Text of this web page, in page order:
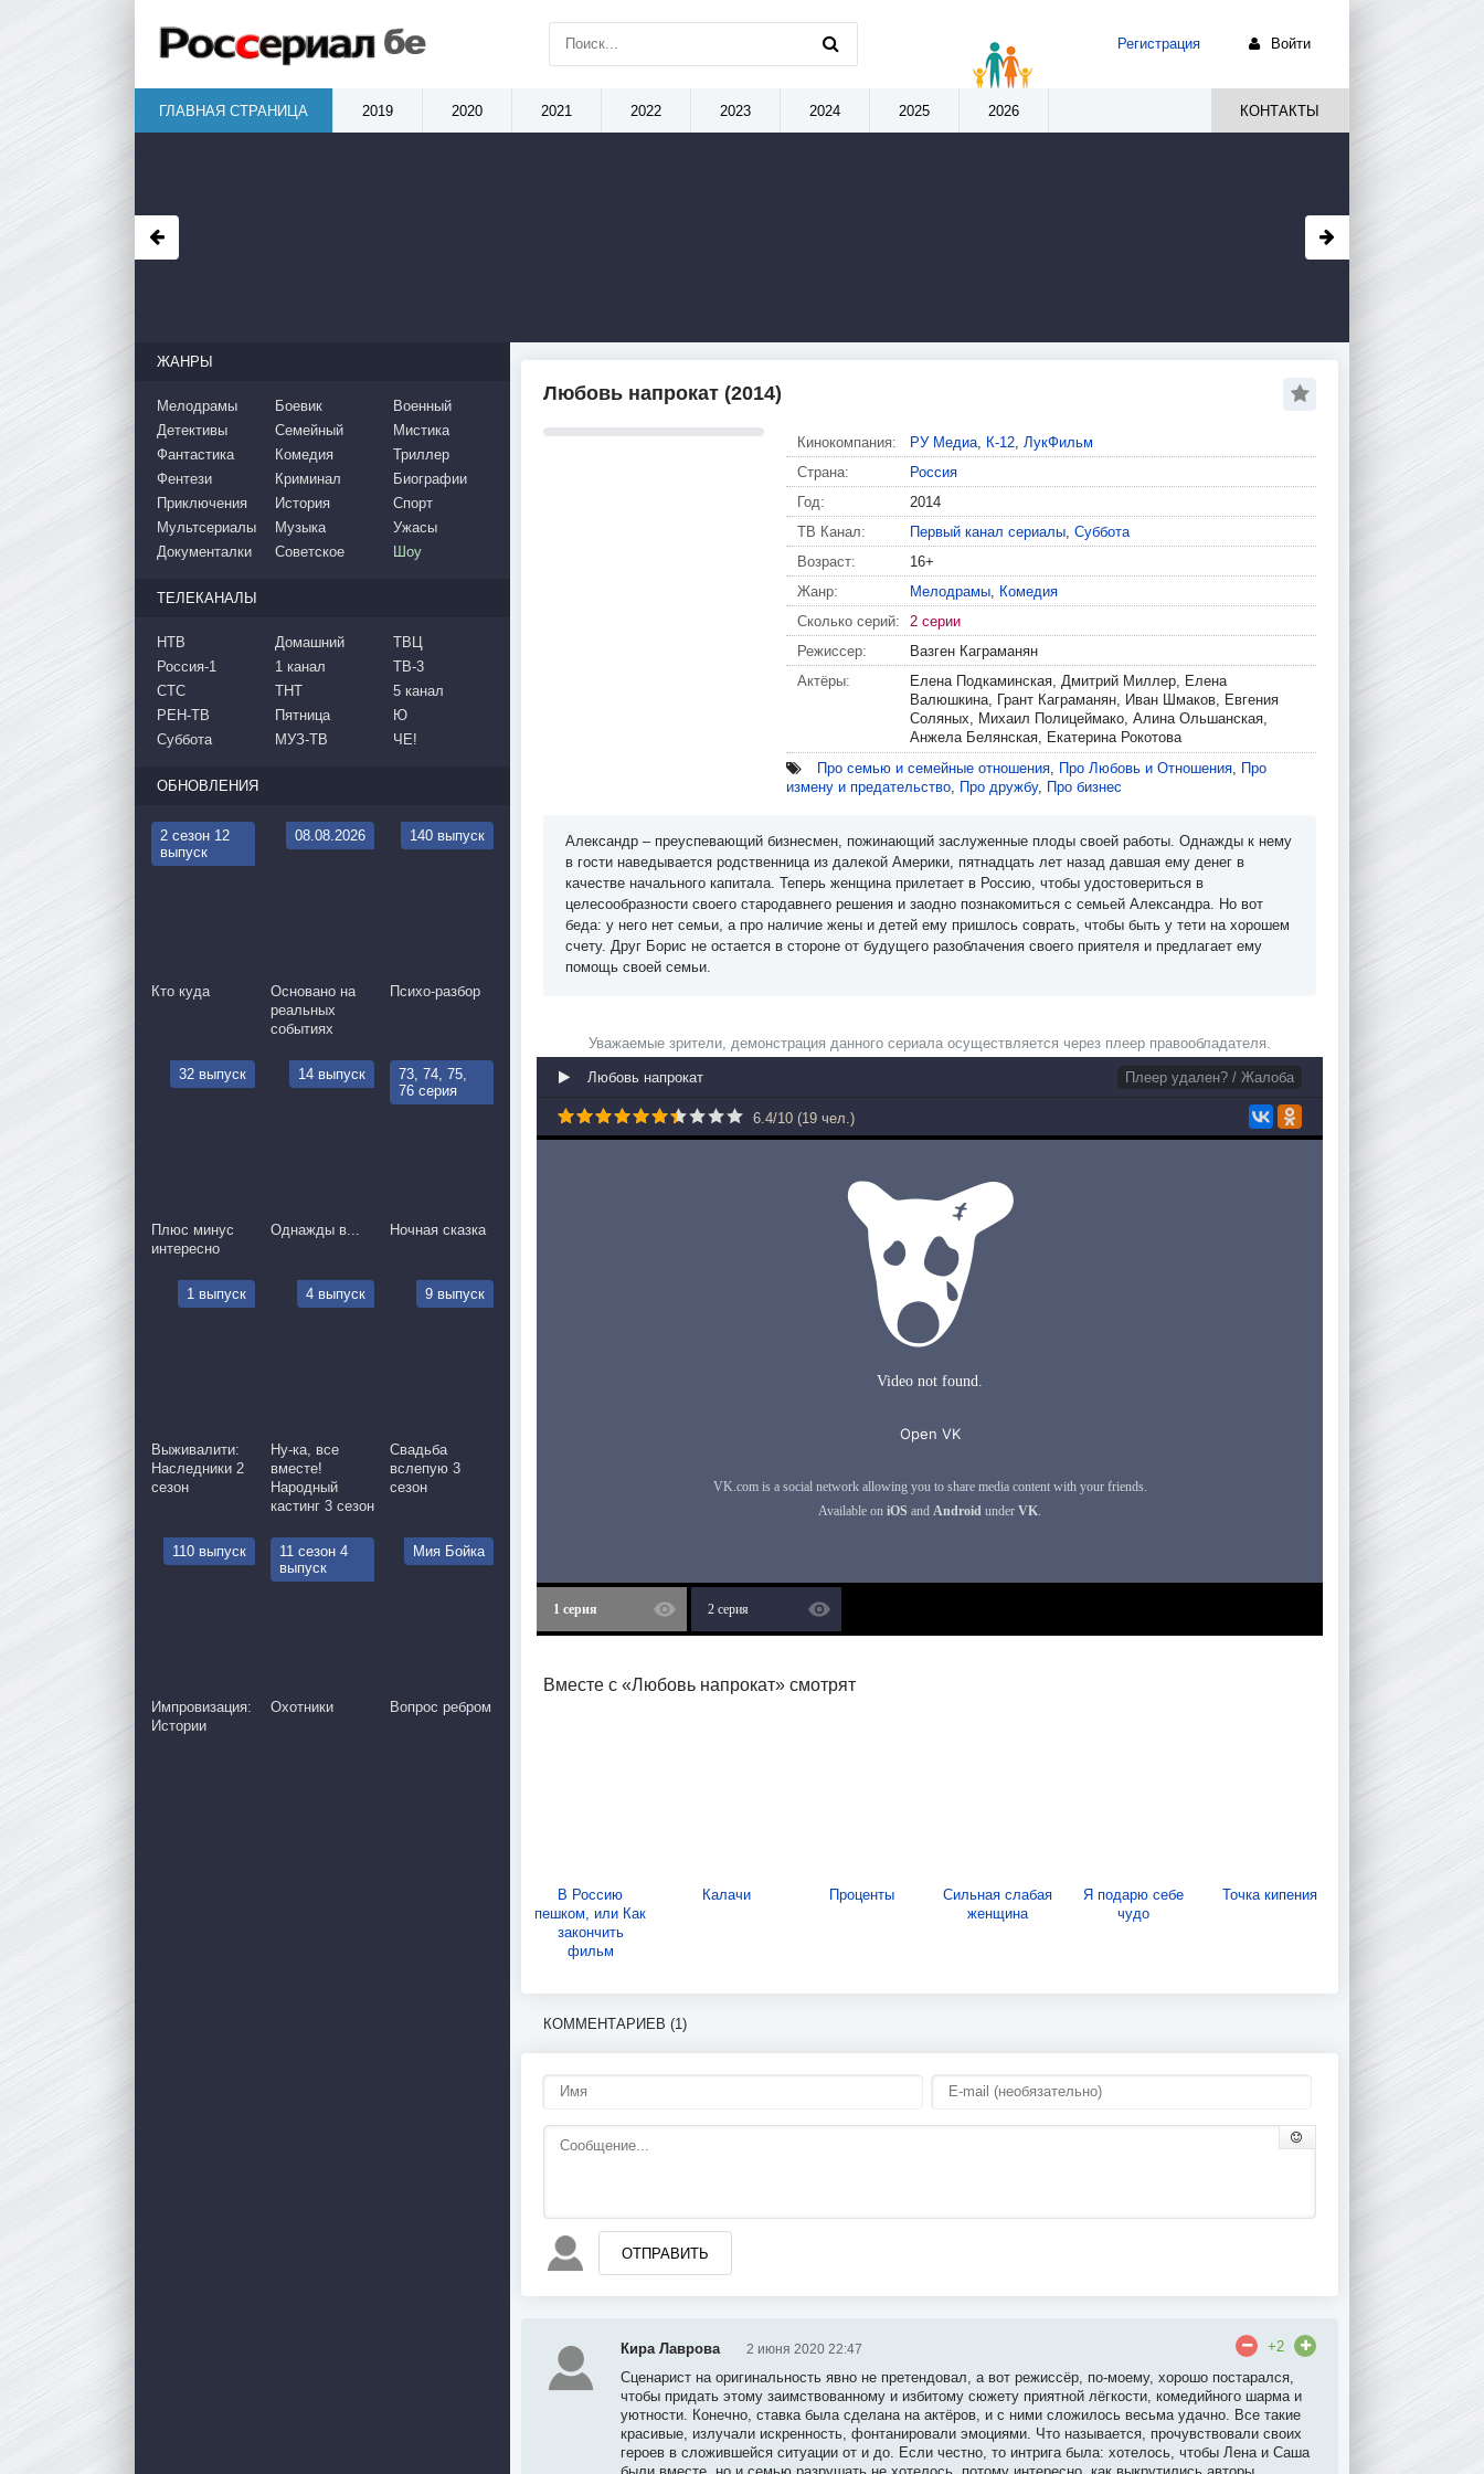
Любовь напрокат (2014)
Кинокомпания: РУ Медиа, К-12, ЛукФильм
Страна:
Россия
Год:
2014
ТВ Канал:
Первый канал сериалы, Суббота
Возраст:
16+
Жанр:
Мелодрамы, Комедия
Сколько серий:
2 серии
Режиссер:
Вазген Каграманян
Актёры:
Елена Подкаминская, Дмитрий Миллер, Елена
Валюшкина, Грант Каграманян, Иван Шмаков, Евгения
Соляных, Михаил Полицеймако, Алина Ольшанская,
Анжела Белянская, Екатерина Рокотова
Про семью и семейные отношения, Про Любовь и Отношения, Про
измену и предательство, Про дружбу, Про бизнес
Александр – преуспевающий бизнесмен, пожинающий заслуженные плоды своей работы. Однажды к нему
в гости наведывается родственница из далекой Америки, пятнадцать лет назад давшая ему денег в
качестве начального капитала. Теперь женщина прилетает в Россию, чтобы удостовериться в
целесообразности своего стародавнего решения и заодно познакомиться с семьей Александра. Но вот
беда: у него нет семьи, а про наличие жены и детей ему пришлось соврать, чтобы быть у тети на хорошем
счету. Друг Борис не остается в стороне от будущего разоблачения своего приятеля и предлагает ему
помощь своей семьи.
Уважаемые зрители, демонстрация данного сериала осуществляется через плеер правообладателя.
Любовь напрокат Плеер удален? / Жалоба
6.4/10 (19 чел.)
1 серия 2 серия
Вместе с «Любовь напрокат» смотрят
В Россию
пешком, или Как
закончить
фильм
Калачи Проценты
Сильная слабая
женщина
Я подарю себе
чудо
Точка кипения
КОММЕНТАРИЕВ (1)
ОТПРАВИТЬ
Кира Лаврова 2 июня 2020 22:47
+2
Сценарист на оригинальность явно не претендовал, а вот режиссёр, по-моему, хорошо постарался,
чтобы придать этому заимствованному и избитому сюжету приятной лёгкости, комедийного шарма и
уютности. Конечно, ставка была сделана на актёров, и с ними сложилось весьма удачно. Все такие
красивые, излучали искренность, фонтанировали эмоциями. Что называется, прочувствовали своих
героев в сложившейся ситуации от и до. Если честно, то интрига была: хотелось, чтобы Лена и Саша
ЖАНРЫ
Мелодрамы
Детективы
Фантастика
Боевик
Семейный
Комедия
Военный
Мистика
Триллер
Фентези
Приключения
Мультсериалы
Документалки
Криминал
История
Музыка
Советское
Биографии
Спорт
Ужасы
Шоу
ТЕЛЕКАНАЛЫ
НТВ
Россия-1
СТС
РЕН-ТВ
Суббота
Домашний
1 канал
ТНТ
Пятница
МУЗ-ТВ
ТВЦ
ТВ-3
5 канал
Ю
ЧЕ!
ОБНОВЛЕНИЯ
2 сезон 12
выпуск
Кто куда
08.08.2026
Основано на
реальных
событиях
140 выпуск
Психо-разбор
32 выпуск
Плюс минус
интересно
14 выпуск
Однажды в...
73, 74, 75,
76 серия
Ночная сказка
1 выпуск
Выживалити:
Наследники 2
сезон
4 выпуск
Ну-ка, все
вместе!
Народный
кастинг 3 сезон
9 выпуск
Свадьба
вслепую 3
сезон
110 выпуск
Импровизация:
Истории
11 сезон 4
выпуск
Охотники
Мия Бойка
Вопрос ребром
Регистрация Войти
ГЛАВНАЯ СТРАНИЦА 2019 2020 2021 2022 2023 2024 2025 2026 КОНТАКТЫ